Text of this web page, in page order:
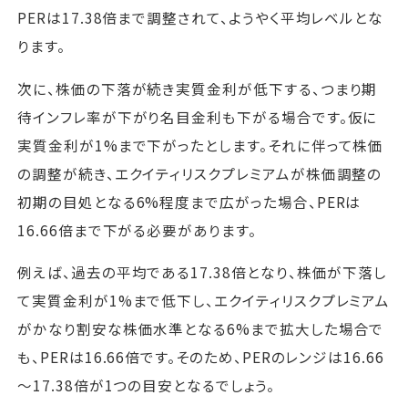
PERは17.38倍まで調整されて、ようやく平均レベルとな
ります。
次に、株価の下落が続き実質金利が低下する、つまり期
待インフレ率が下がり名目金利も下がる場合です。仮に
実質金利が1%まで下がったとします。それに伴って株価
の調整が続き、エクイティリスクプレミアムが株価調整の
初期の目処となる6%程度まで広がった場合、PERは
16.66倍まで下がる必要があります。
例えば、過去の平均である17.38倍となり、株価が下落し
て実質金利が1%まで低下し、エクイティリスクプレミアム
がかなり割安な株価水準となる6%まで拡大した場合で
も、PERは16.66倍です。そのため、PERのレンジは16.66
～17.38倍が1つの目安となるでしょう。